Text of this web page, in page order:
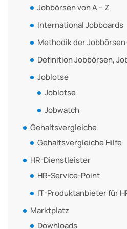
Jobbörsen von A – Z
International Jobboards
Methodik der
Definition Jobbörsen,
Joblotse
Joblotse
Jobwatch
Gehaltsvergleiche
Gehaltsvergleiche Hilfe
HR-Dienstleister
HR-Service-Point
IT-Produktanbieter für
Marktplatz
Downloads